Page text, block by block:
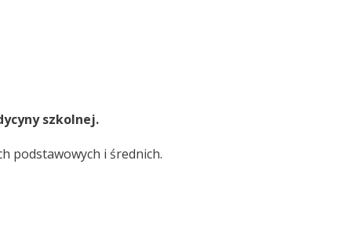
szkolnej.
podstawowych i średnich.